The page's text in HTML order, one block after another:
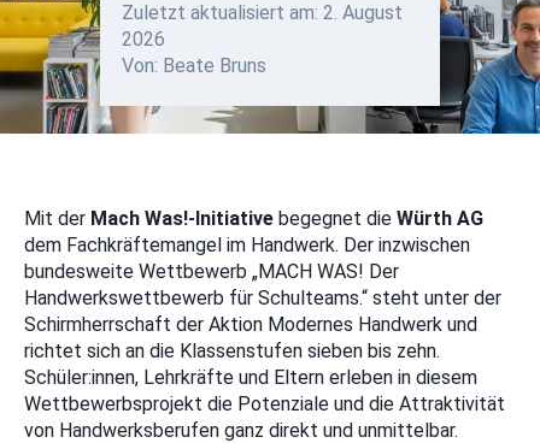
Zuletzt aktualisiert am: 2. August
2026
Von: Beate Bruns
Mit der Mach Was!-Initiative begegnet die Würth AG
dem Fachkräftemangel im Handwerk. Der inzwischen
bundesweite Wettbewerb „MACH WAS! Der
Handwerkswettbewerb für Schulteams.“ steht unter der
Schirmherrschaft der Aktion Modernes Handwerk und
richtet sich an die Klassenstufen sieben bis zehn.
Schüler:innen, Lehrkräfte und Eltern erleben in diesem
Wettbewerbsprojekt die Potenziale und die Attraktivität
von Handwerksberufen ganz direkt und unmittelbar.